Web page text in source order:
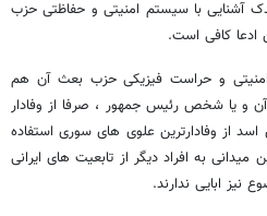
آشنایی با سیستم امنیتی و حفاظتی حزب
کافی است.
و حراست فیزیکی حزب بعث آن هم
آن و یا شخص رئیس جمهور ، صرفا از وفادار
از وفادارترین علوی های سوری استفاده
به افراد دیگر از تابعیت های ایرانی
نیز ابایی ندارند.